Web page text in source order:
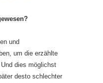
und
um die erzählte
dies möglichst
desto schlechter